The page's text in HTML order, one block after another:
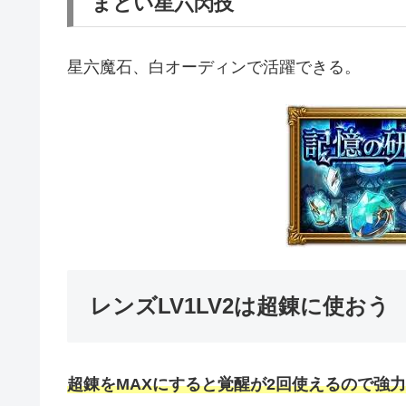
星六魔石、白オーディンで活躍できる。
レンズLV1LV2は超錬に使おう
超錬をMAXにすると覚醒が2回使えるので強